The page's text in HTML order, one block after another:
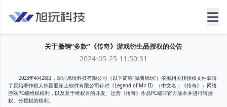
☰
关于撤销“多款”《传奇》游戏衍生品授权的公告
2024-05-25 11:50:31
2023年4月28日，深圳旭玩科技有限公司（以下简称“深圳旭玩”）依据相关转授权文件获得
了原始著作权人韩国亚拓士软件有限公司针对《Legend of Mir II》（中文名：《传奇》）网络
游戏PC端维权权利，以及基于维权目的开发、运营《传奇》作品PC端非官方版本并进行转授
权、分授权的权利。